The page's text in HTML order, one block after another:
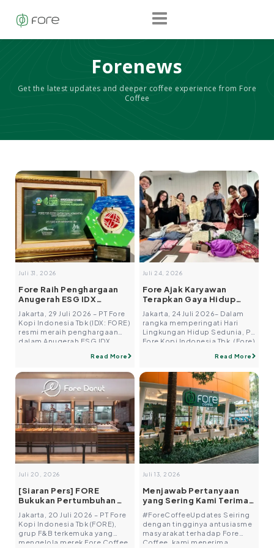
Forenews
Get the latest updates and deeper coffee experience from Fore
Coffee
Juli 31, 2026
Fore Raih Penghargaan
Anugerah ESG IDX
Channel 2026: Komitmen
Keberlanjutan yang
Melekat pada Bisnis
Jakarta, 29 Juli 2026 – PT Fore
Kopi Indonesia Tbk (IDX: FORE)
resmi meraih penghargaan
dalam Anugerah ESG IDX
“Beyond Compliance:
Long-Term Corporate Value”
pada kategori Sektor Barang
Konsumen. Ini merupakan
keikutsertaan pertama FORE
sejak IPO pada April 2025 lalu,
sekaligus bukti bahwa
komitmen keberlanjutan telah
dibangun sejak […]
Read More
Juli 24, 2026
Fore Ajak Karyawan
Terapkan Gaya Hidup
Berkelanjutan Melalui
Program “Trash to
Treasure”
Jakarta, 24 Juli 2026– Dalam
rangka memperingati Hari
Lingkungan Hidup Sedunia, PT
Fore Kopi Indonesia Tbk. (Fore)
Trash to Treasure dengan
menerapkan gaya hidup
berkelanjutan melalui sebuah
langkah sederhana, yakni
memberikan kesempatan
kedua bagi barang-barang
yang masih layak pakai.
Melalui program ini, seluruh
karyawan diajak untuk
mendonasikan berbagai
barang […]
Read More
Juli 20, 2026
[Siaran Pers] FORE
Bukukan Pertumbuhan
EBITDA 65% dan Laba
Bersih 34% pada 1H26
seiring Pendapatan
Tembus Rp1 Triliun
Jakarta, 20 Juli 2026 – PT Fore
Kopi Indonesia Tbk (FORE),
grup F&B terkemuka yang
mengelola merek Fore Coffee
Juli 13, 2026
Menjawab Pertanyaan
yang Sering Kami Terima:
Apakah Fore Coffee
Membuka Franchise?
#ForeCoffeeUpdates Seiring
dengan tingginya antusiasme
masyarakat terhadap Fore
Coffee, kami menerima